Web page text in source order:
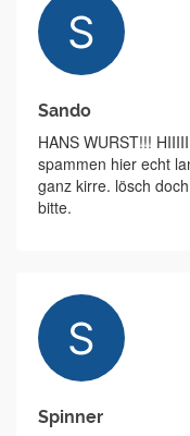
Sando
HANS WURST!!!
spammen hier echt
ganz kirre. lösch
bitte.
Spinner